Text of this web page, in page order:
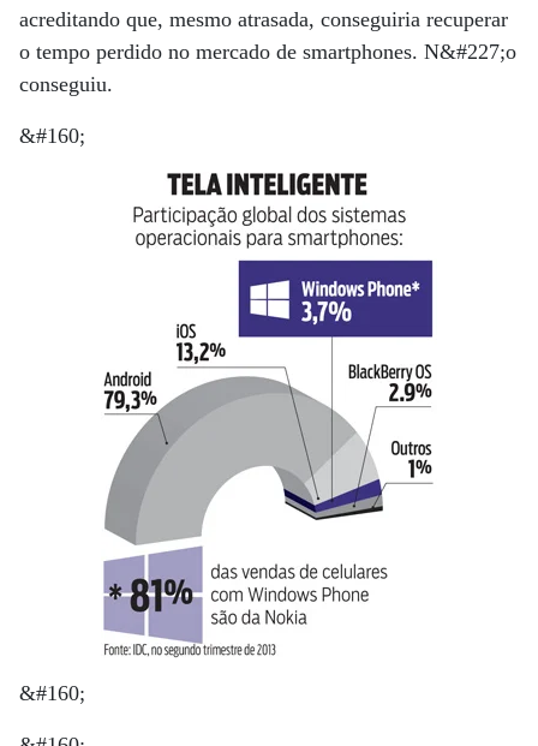
acreditando que, mesmo atrasada, conseguiria recuperar
o tempo perdido no mercado de smartphones. N&#227;o
conseguiu.
&#160;
&#160;